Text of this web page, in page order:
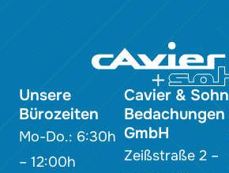
Unsere
Bürozeiten
Mo-Do.: 6:30h
– 12:00h
Cavier & Sohn
Bedachungen
GmbH
Zeißstraße 2 –